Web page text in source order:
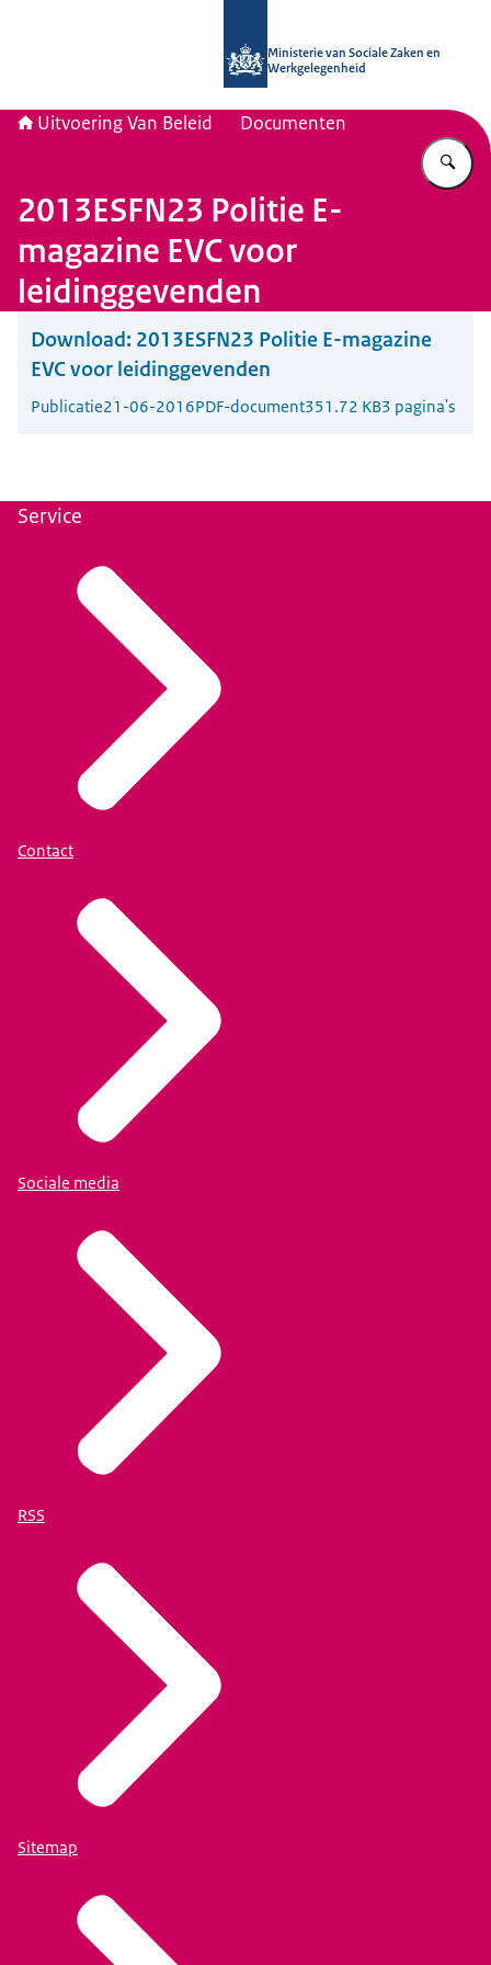
Ministerie van Sociale Zaken en
Werkgelegenheid
Uitvoering Van Beleid Documenten
2013ESFN23 Politie E-
magazine EVC voor
leidinggevenden
Download: 2013ESFN23 Politie E-magazine
EVC voor leidinggevenden
Publicatie21-06-2016PDF-document351.72 KB3 pagina's
Service
Contact
Sociale media
RSS
Sitemap